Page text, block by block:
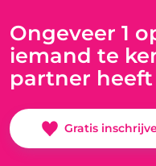
Ongeveer 1
iemand te
partner
Gratis